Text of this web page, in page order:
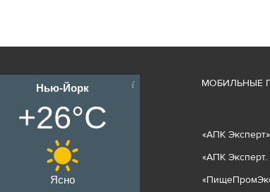
Нью-Йорк
+26°C
Ясно
МОБИЛЬНЫЕ
«АПК Эксперт»
«АПК Эксперт.